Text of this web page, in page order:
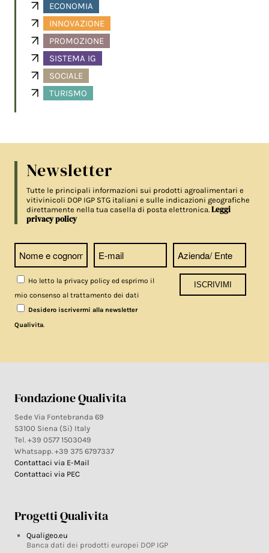
ECONOMIA
INNOVAZIONE
PROMOZIONE
SISTEMA IG
SOCIALE
TURISMO
Newsletter
Tutte le principali informazioni sui prodotti agroalimentari e
vitivinicoli DOP IGP STG italiani e sulle indicazioni geografiche
direttamente nella tua casella di posta elettronica.Leggi
privacy policy
Ho letto la privacy policy ed esprimo il
mio consenso al trattamento dei dati
Desidero iscrivermi alla newsletter
Qualivita.
Fondazione Qualivita
Sede Via Fontebranda 69
53100 Siena (Si) Italy
Tel. +39 0577 1503049
Whatsapp. +39 375 6797337
Contattaci via E-Mail
Contattaci via PEC
Progetti Qualivita
Qualigeo.eu
Banca dati dei prodotti europei DOP IGP